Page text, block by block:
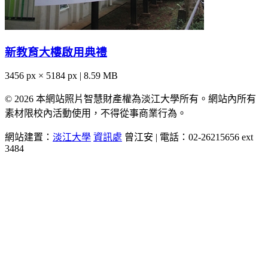
新教育大樓啟用典禮
3456 px × 5184 px | 8.59 MB
© 2026 本網站照片智慧財產權為淡江大學所有。網站內所有
素材限校內活動使用，不得從事商業行為。
網站建置： 淡江大學 資訊處 曾江安 | 電話：02-26215656 ext
3484